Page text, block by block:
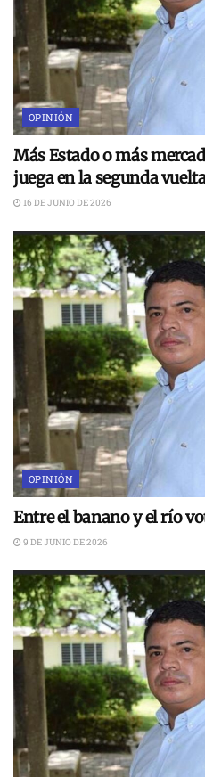
OPINIÓN
Más Estado o más
juega en la segunda
16 DE JUNIO DE 2026
OPINIÓN
Entre el banano y el río
9 DE JUNIO DE 2026